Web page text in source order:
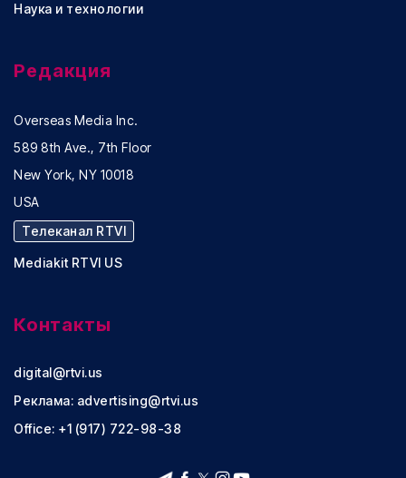
Наука и технологии
Редакция
Overseas Media Inc.
589 8th Ave., 7th Floor
New York, NY 10018
USA
Телеканал RTVI
Mediakit RTVI US
Контакты
digital@rtvi.us
Реклама: advertising@rtvi.us
Office: +1 (917) 722-98-38